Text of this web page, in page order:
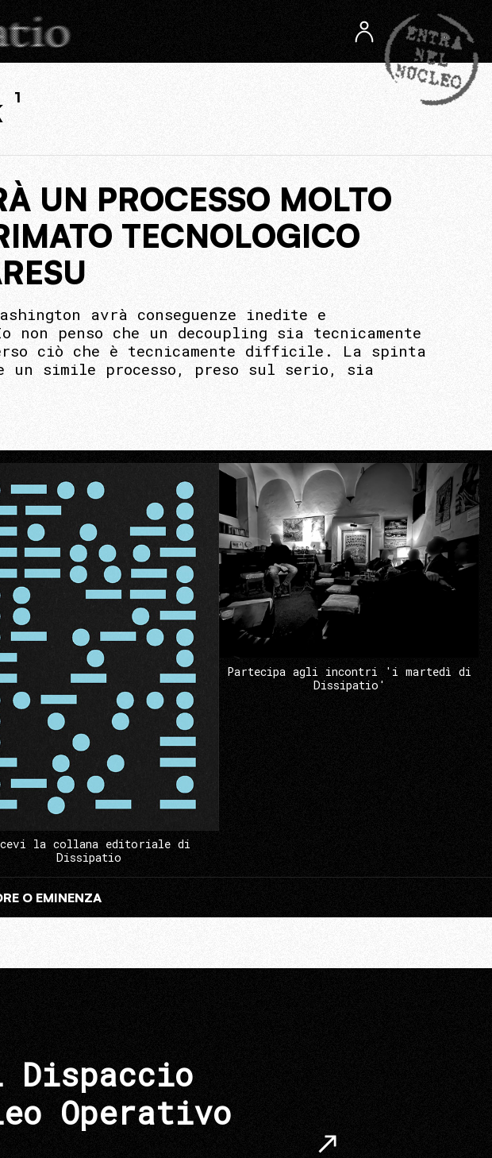
1
UN PROCESSO MOLTO
TECNOLOGICO
avrà conseguenze inedite e
penso che un decoupling sia tecnicamente
ciò che è tecnicamente difficile. La spinta
simile processo, preso sul serio, sia
la collana editoriale di
Dissipatio
Partecipa agli incontri 'i martedì di
Dissipatio'
O EMINENZA
Operativo